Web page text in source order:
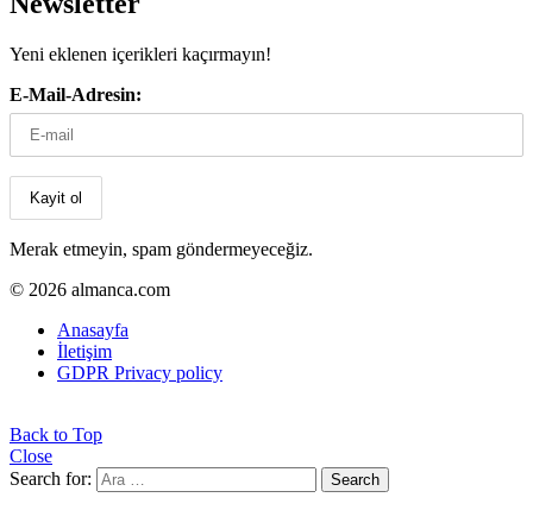
Yeni eklenen içerikleri kaçırmayın!
E-Mail-Adresin:
Merak etmeyin, spam göndermeyeceğiz.
© 2026 almanca.com
Anasayfa
İletişim
GDPR Privacy policy
Back to Top
Close
Search for:
Search